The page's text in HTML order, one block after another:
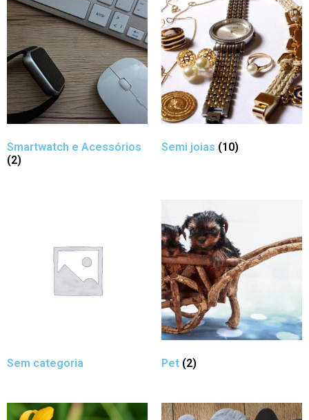
Smartwatch e Acessórios
(2)
Semi joias (10)
Sem categoria Pet (2)